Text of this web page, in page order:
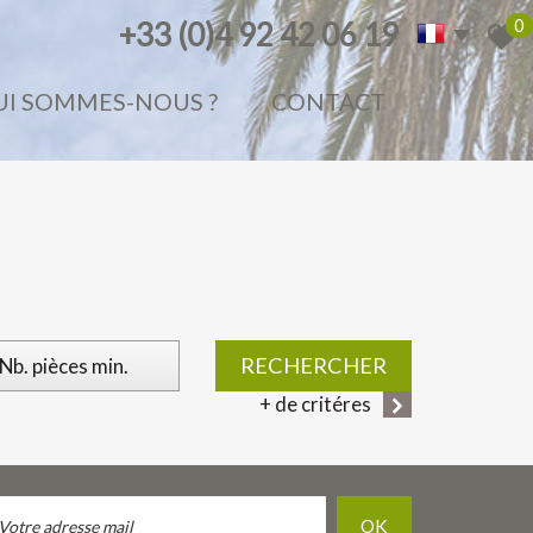
+33 (0)4 92 42 06 19 0
SOMMES-NOUS ? CONTACT
RECHERCHER
+ de critéres
OK